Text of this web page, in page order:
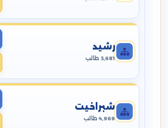
رشيد
3,681 طالب
شبراخيت
4,969 طالب